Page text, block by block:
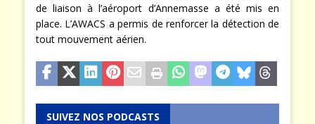
de liaison à l’aéroport d’Annemasse a été mis en
place. L’AWACS a permis de renforcer la détection de
tout mouvement aérien.
SUIVEZ NOS PODCASTS